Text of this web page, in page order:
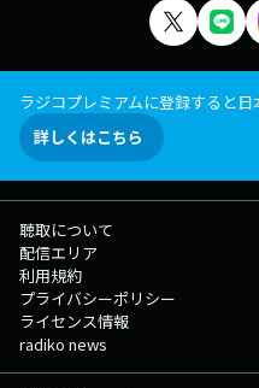
ラジコプレミアムに登録すると
詳しくはこちら
聴取について
配信エリア
利用規約
プライバシーポリシー
ライセンス情報
radiko news